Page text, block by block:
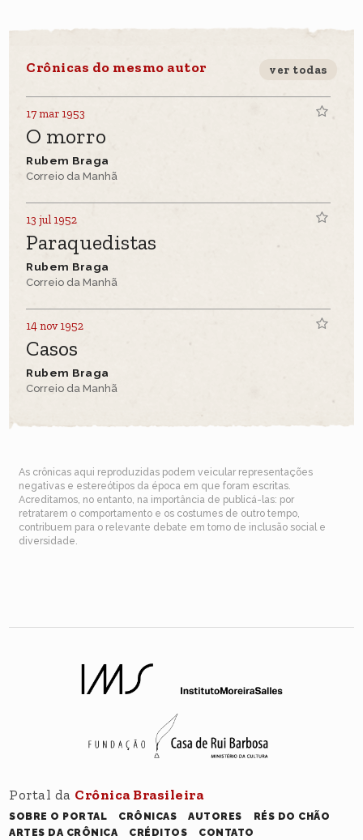
Crônicas do mesmo autor ver todas
17 mar 1953
O morro
Rubem Braga
Correio da Manhã
13 jul 1952
Paraquedistas
Rubem Braga
Correio da Manhã
14 nov 1952
Casos
Rubem Braga
Correio da Manhã
As crônicas aqui reproduzidas podem veicular representações
negativas e estereótipos da época em que foram escritas.
Acreditamos, no entanto, na importância de publicá-las: por
retratarem o comportamento e os costumes de outro tempo,
contribuem para o relevante debate em torno de inclusão social e
diversidade.
Portal da Crônica Brasileira
SOBRE O PORTAL CRÔNICAS AUTORES
RÉS DO CHÃO
ARTES DA CRÔNICA
CRÉDITOS CONTATO